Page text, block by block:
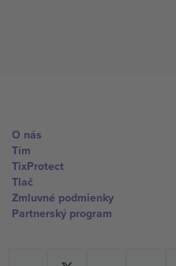
O nás
Tím
TixProtect
Tlač
Zmluvné podmienky
Partnerský program